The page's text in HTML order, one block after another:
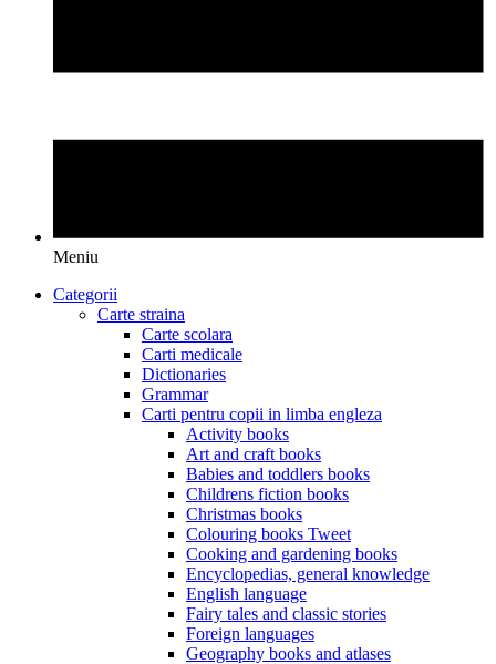
Meniu
Categorii
Carte straina
Carte scolara
Carti medicale
Dictionaries
Grammar
Carti pentru copii in limba engleza
Activity books
Art and craft books
Babies and toddlers books
Childrens fiction books
Christmas books
Colouring books Tweet
Cooking and gardening books
Encyclopedias, general knowledge
English language
Fairy tales and classic stories
Foreign languages
Geography books and atlases